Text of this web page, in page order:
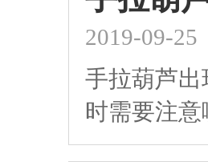
2019-09-25
手拉葫芦
时需要注